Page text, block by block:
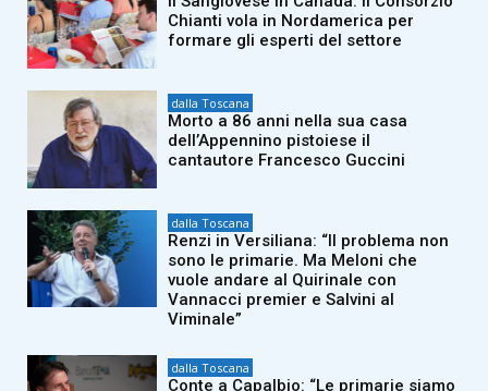
Chianti vola in Nordamerica per
formare gli esperti del settore
dalla Toscana
Morto a 86 anni nella sua casa
dell’Appennino pistoiese il
cantautore Francesco Guccini
dalla Toscana
Renzi in Versiliana: “Il problema non
sono le primarie. Ma Meloni che
vuole andare al Quirinale con
Vannacci premier e Salvini al
Viminale”
dalla Toscana
Conte a Capalbio: “Le primarie siamo